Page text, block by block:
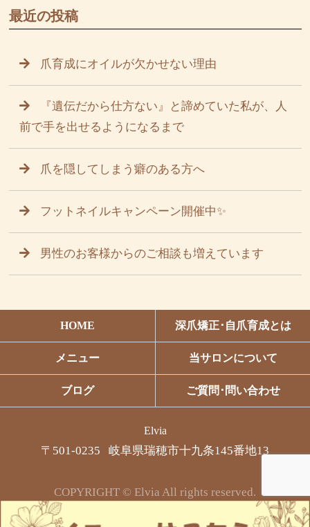
最近の投稿
爪育成にオイルが欠かせない理由
『遺伝だから仕方ない』と諦めていた私が、人
前で手を出せるようになるまで
爪を隠してしまう癖のある方へ
フットネイルキャンペーン開催中✨
男性のお客様からのご相談も増えています
HOME 深爪矯正･自爪育成とは
メニュー 当サロンについて
ブログ ご質問･問い合わせ
Elvia
〒501-0235 岐阜県瑞穂市十九条145番地13
COPYRIGHT © Elvia All rights reserved.